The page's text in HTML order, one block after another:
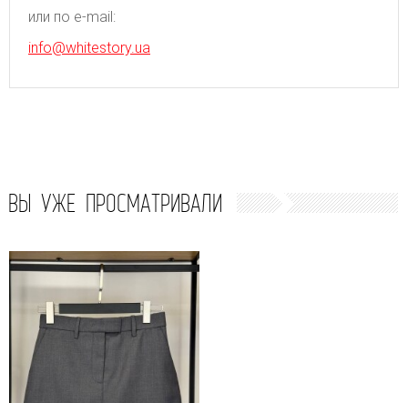
или по e-mail:
info@whitestory.ua
ВЫ УЖЕ ПРОСМАТРИВАЛИ